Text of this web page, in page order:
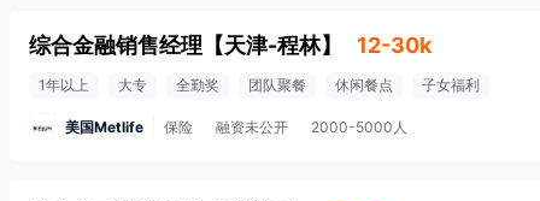
综合金融销售经理 【天津-程林】 12-30k
1年以上 大专 全勤奖 团队聚餐 休闲餐点 子女福利
美国Metlife 保险 融资未公开 2000-5000人